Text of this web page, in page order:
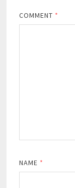
COMMENT *
NAME *